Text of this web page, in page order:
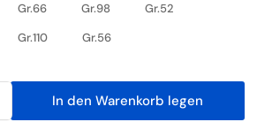
Gr.66 Gr.98
Gr.52
Gr.110 Gr.56
In den Warenkorb legen